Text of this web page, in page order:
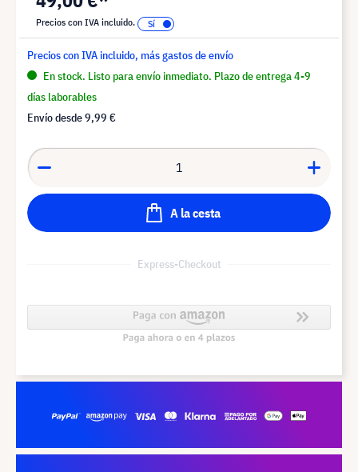
Precios con IVA incluido.
Precios con IVA incluido, más gastos de envío
En stock. Listo para envío inmediato. Plazo de entrega 4-9
días laborables
Envío desde9,99 €
A la cesta
Express-Checkout